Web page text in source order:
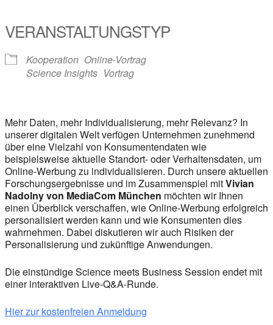
VERANSTALTUNGSTYP
Kooperation Online-Vortrag
Science Insights Vortrag
Mehr Daten, mehr Individualisierung, mehr Relevanz? In
unserer digitalen Welt verfügen Unternehmen zunehmend
über eine Vielzahl von Konsumentendaten wie
beispielsweise aktuelle Standort- oder Verhaltensdaten, um
Online-Werbung zu individualisieren. Durch unsere aktuellen
Forschungsergebnisse und im Zusammenspiel mitVivian
Nadolny von MediaCom München möchten wir Ihnen
einen Überblick verschaffen, wie Online-Werbung erfolgreich
personalisiert werden kann und wie Konsumenten dies
wahrnehmen. Dabei diskutieren wir auch Risiken der
Personalisierung und zukünftige Anwendungen.
Die einstündige Science meets Business Session endet mit
einer interaktiven Live-Q&A-Runde.
Hier zur kostenfreien Anmeldung